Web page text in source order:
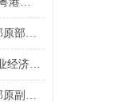
9月24日全国政协经济委员会副主任、工信部原部长苗圩出席全球财富管理论坛2022秋季峰会
9月21-22日工业和信息化部原部长、中国工业经济联合会会长李毅中出席“凤凰湾区财经论坛2022”
8月24日中国职业技术教育学会会长、教育部原副部长鲁昕出席“职业教育数字化转型发展”论坛